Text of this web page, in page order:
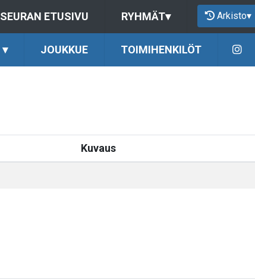
SEURAN ETUSIVU RYHMÄT▾ Arkisto▾
▾ JOUKKUE TOIMIHENKILÖT
Kuvaus